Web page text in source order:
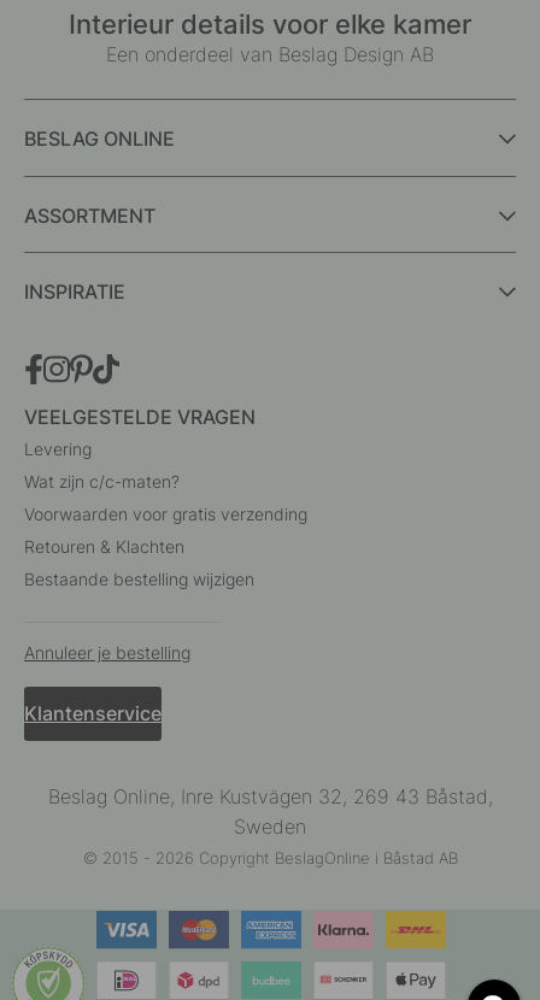
Interieur details voor elke kamer
Een onderdeel van Beslag Design AB
BESLAG ONLINE
ASSORTMENT
INSPIRATIE
VEELGESTELDE VRAGEN
Levering
Wat zijn c/c-maten?
Voorwaarden voor gratis verzending
Retouren & Klachten
Bestaande bestelling wijzigen
Annuleer je bestelling
Klantenservice
Beslag Online, Inre Kustvägen 32, 269 43 Båstad,
Sweden
© 2015 - 2026 Copyright BeslagOnline i Båstad AB